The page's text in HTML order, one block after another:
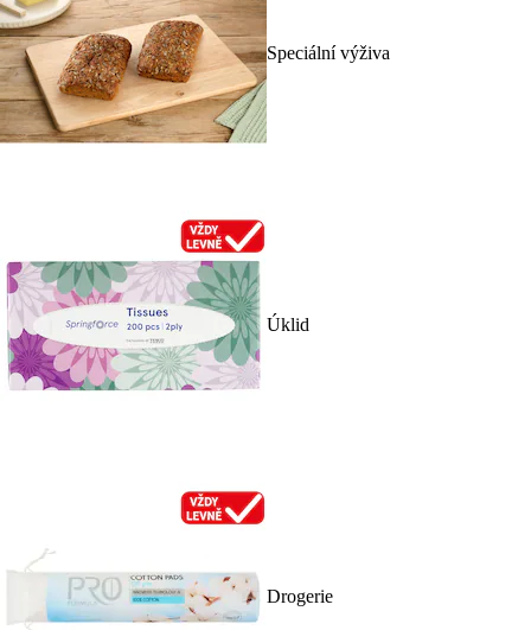
Speciální výživa
Úklid
Drogerie